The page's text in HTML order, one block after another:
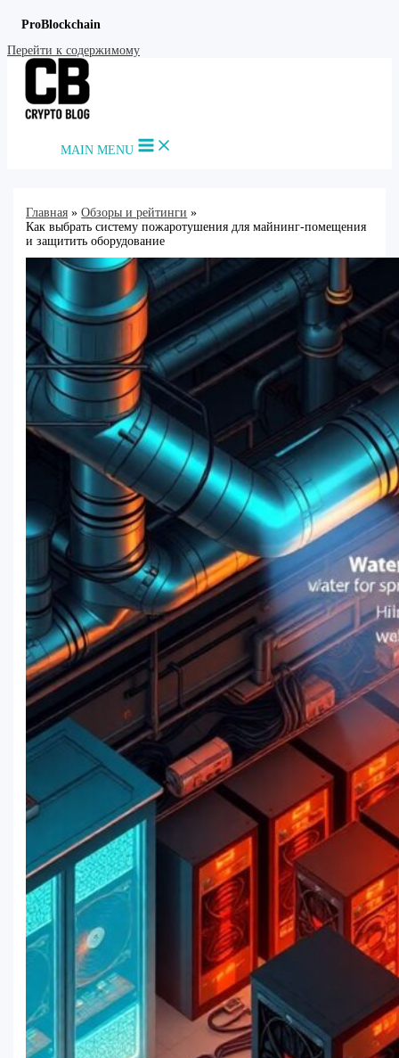
ProBlockchain
Перейти к содержимому
MAIN MENU
Главная
Обзоры и рейтинги
Как выбрать систему пожаротушения для майнинг-помещения
и защитить оборудование